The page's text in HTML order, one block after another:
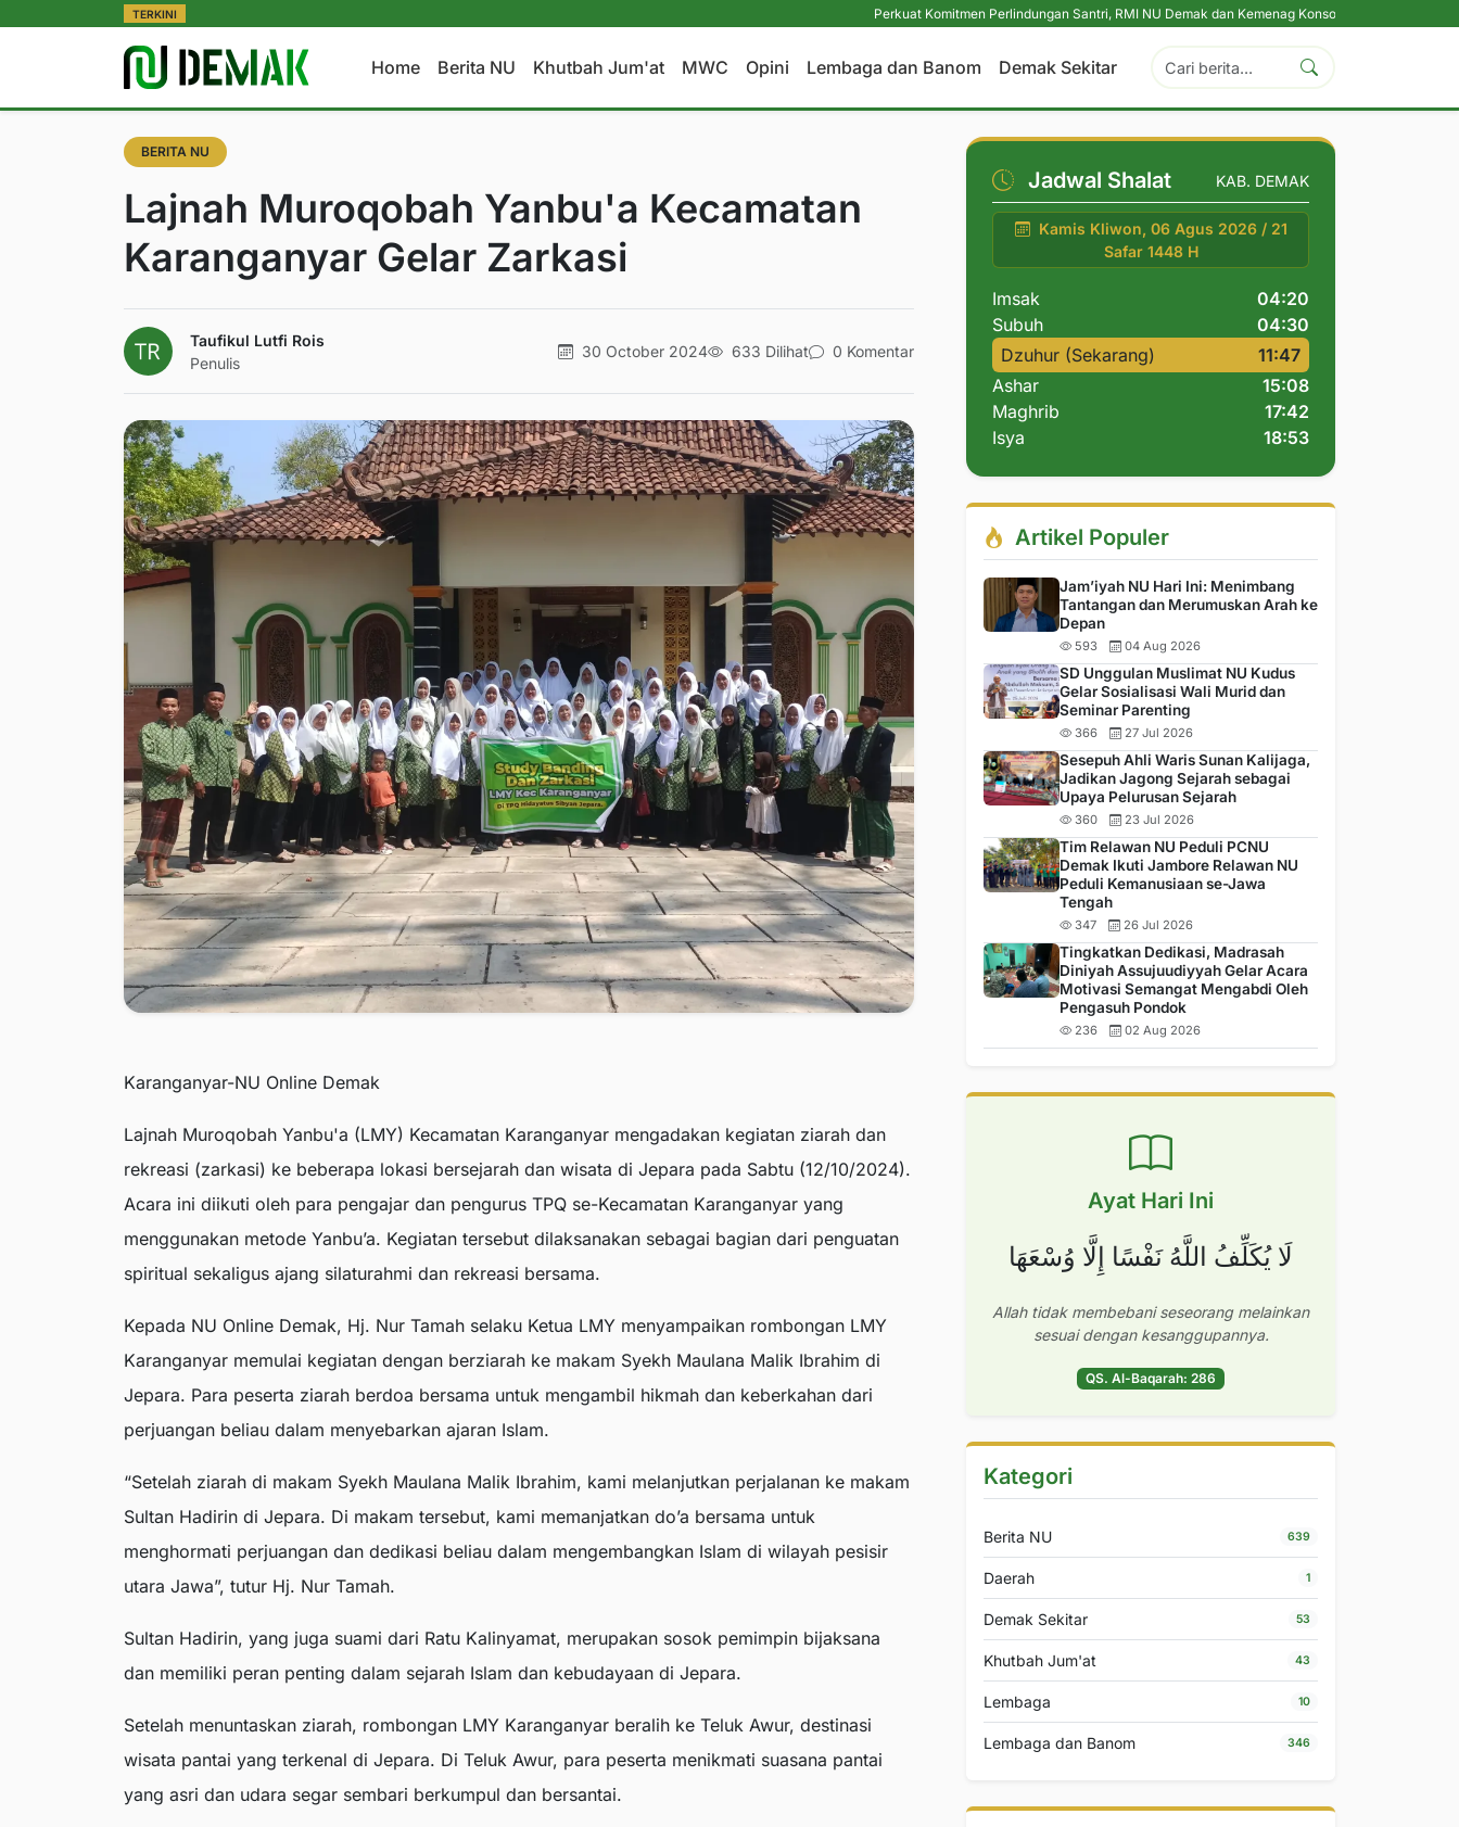
TERKINI Perkuat Komitmen Perlindungan Santri, RMI NU Demak dan Kemenag Konsolidasikan Pengasuh Pesantren
Home Berita NU Khutbah Jum'at MWC Opini Lembaga dan Banom Demak Sekitar
BERITA NU
Lajnah Muroqobah Yanbu'a Kecamatan
Karanganyar Gelar Zarkasi
Taufikul Lutfi Rois
Penulis
30 October 2024 633 Dilihat 0 Komentar
Karanganyar-NU Online Demak
Lajnah Muroqobah Yanbu'a (LMY) Kecamatan Karanganyar mengadakan kegiatan ziarah dan
rekreasi (zarkasi) ke beberapa lokasi bersejarah dan wisata di Jepara pada Sabtu (12/10/2024).
Acara ini diikuti oleh para pengajar dan pengurus TPQ se-Kecamatan Karanganyar yang
menggunakan metode Yanbu’a. Kegiatan tersebut dilaksanakan sebagai bagian dari penguatan
spiritual sekaligus ajang silaturahmi dan rekreasi bersama.
Kepada NU Online Demak, Hj. Nur Tamah selaku Ketua LMY menyampaikan rombongan LMY
Karanganyar memulai kegiatan dengan berziarah ke makam Syekh Maulana Malik Ibrahim di
Jepara. Para peserta ziarah berdoa bersama untuk mengambil hikmah dan keberkahan dari
perjuangan beliau dalam menyebarkan ajaran Islam.
“Setelah ziarah di makam Syekh Maulana Malik Ibrahim, kami melanjutkan perjalanan ke makam
Sultan Hadirin di Jepara. Di makam tersebut, kami memanjatkan do’a bersama untuk
menghormati perjuangan dan dedikasi beliau dalam mengembangkan Islam di wilayah pesisir
utara Jawa”, tutur Hj. Nur Tamah.
Sultan Hadirin, yang juga suami dari Ratu Kalinyamat, merupakan sosok pemimpin bijaksana
dan memiliki peran penting dalam sejarah Islam dan kebudayaan di Jepara.
Setelah menuntaskan ziarah, rombongan LMY Karanganyar beralih ke Teluk Awur, destinasi
wisata pantai yang terkenal di Jepara. Di Teluk Awur, para peserta menikmati suasana pantai
yang asri dan udara segar sembari berkumpul dan bersantai.
Jadwal Shalat KAB. DEMAK
Kamis Kliwon, 06 Agus 2026 / 21
Safar 1448 H
Imsak
04:20
Subuh
04:30
Dzuhur (Sekarang)
11:47
Ashar
15:08
Maghrib
17:42
Isya
18:53
Artikel Populer
Jam’iyah NU Hari Ini: Menimbang
Tantangan dan Merumuskan Arah ke
Depan
593 04 Aug 2026
SD Unggulan Muslimat NU Kudus
Gelar Sosialisasi Wali Murid dan
Seminar Parenting
366 27 Jul 2026
Sesepuh Ahli Waris Sunan Kalijaga,
Jadikan Jagong Sejarah sebagai
Upaya Pelurusan Sejarah
360 23 Jul 2026
Tim Relawan NU Peduli PCNU
Demak Ikuti Jambore Relawan NU
Peduli Kemanusiaan se-Jawa
Tengah
347 26 Jul 2026
Tingkatkan Dedikasi, Madrasah
Diniyah Assujuudiyyah Gelar Acara
Motivasi Semangat Mengabdi Oleh
Pengasuh Pondok
236 02 Aug 2026
Ayat Hari Ini
لَا يُكَلِّفُ اللَّهُ نَفْسًا إِلَّا وُسْعَهَا
Allah tidak membebani seseorang melainkan
sesuai dengan kesanggupannya.
QS. Al-Baqarah: 286
Kategori
Berita NU 639
Daerah 1
Demak Sekitar 53
Khutbah Jum'at 43
Lembaga 10
Lembaga dan Banom 346